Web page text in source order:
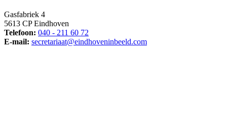
Gasfabriek 4
5613 CP Eindhoven
Telefoon: 040 - 211 60 72
E-mail: secretariaat@eindhoveninbeeld.com